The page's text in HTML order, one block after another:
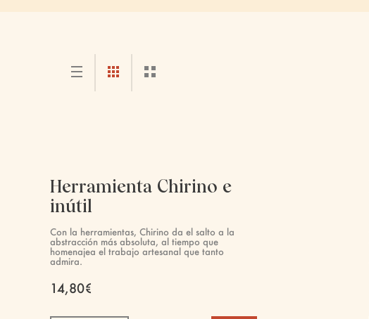
Herramienta Chirino e
inútil
Con la herramientas, Chirino da el salto a la
abstracción más absoluta, al tiempo que
homenajea el trabajo artesanal que tanto
admira.
14,80€